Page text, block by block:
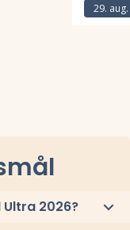
29. aug.
2026?